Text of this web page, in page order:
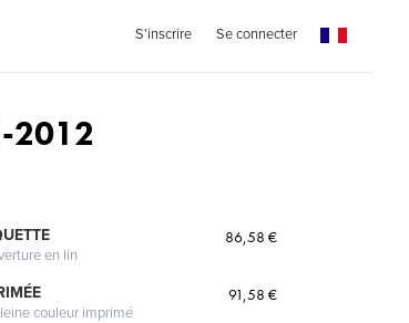
S'inscrire Se connecter
2012
en lin
86,58 €
couleur imprimé
91,58 €